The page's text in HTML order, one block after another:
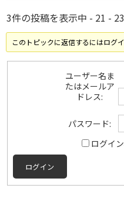
3件の投稿を表示中 - 21 -
このトピックに返信するにはログイ
ユーザー名ま
たはメールア
ドレス:
パスワード:
ログイ
ログイン